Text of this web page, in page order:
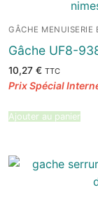
GÂCHE MENUISERIE
Gâche UF8-
10,27 € TTC
Ajouter au panier